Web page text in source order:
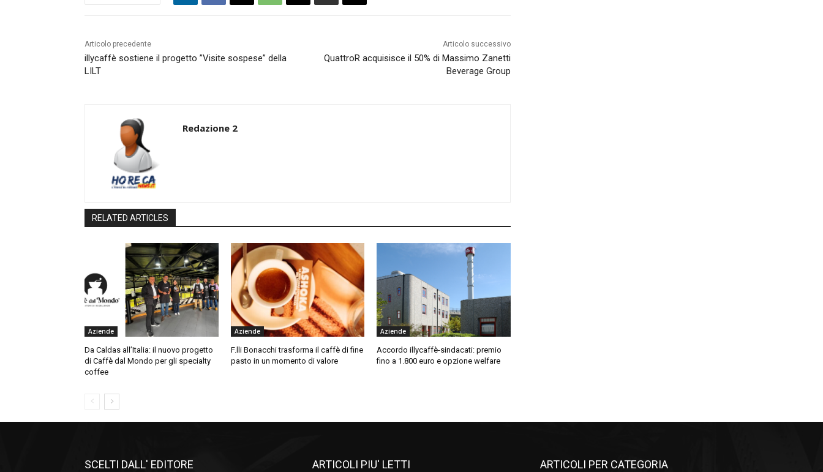
Articolo precedente
illycaffè sostiene il progetto ”Visite sospese” della
LILT
Articolo successivo
QuattroR acquisisce il 50% di Massimo Zanetti
Beverage Group
Redazione 2
RELATED ARTICLES
Aziende
Da Caldas all’Italia: il nuovo progetto
di Caffè dal Mondo per gli specialty
coffee
Aziende
F.lli Bonacchi trasforma il caffè di fine
pasto in un momento di valore
Aziende
Accordo illycaffè-sindacati: premio
fino a 1.800 euro e opzione welfare
SCELTI DALL' EDITORE ARTICOLI PIU' LETTI ARTICOLI PER CATEGORIA